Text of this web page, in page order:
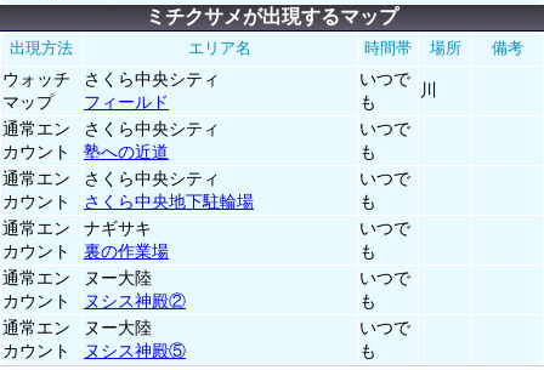
ミチクサメが出現するマップ
出現方法 エリア名 時間帯 場所 備考
ウォッチ
マップ
さくら中央シティ
フィールド
いつで
も
川
通常エン
カウント
さくら中央シティ
塾への近道
いつで
も
通常エン
カウント
さくら中央シティ
さくら中央地下駐輪場
いつで
も
通常エン
カウント
ナギサキ
裏の作業場
いつで
も
通常エン
カウント
ヌー大陸
ヌシス神殿②
いつで
も
通常エン
カウント
ヌー大陸
ヌシス神殿⑤
いつで
も